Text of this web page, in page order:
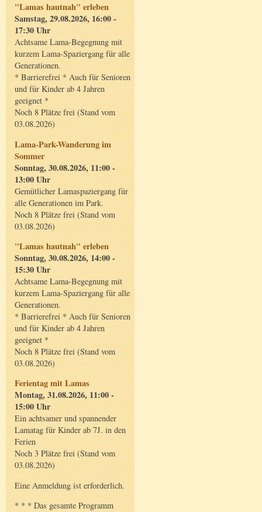
"Lamas hautnah" erleben
Samstag, 29.08.2026, 16:00 -
17:30 Uhr
Achtsame Lama-Begegnung mit
kurzem Lama-Spaziergang für alle
Generationen.
* Barrierefrei * Auch für Senioren
und für Kinder ab 4 Jahren
geeignet *
Noch 8 Plätze frei (Stand vom
03.08.2026)
Lama-Park-Wanderung im
Sommer
Sonntag, 30.08.2026, 11:00 -
13:00 Uhr
Gemütlicher Lamaspaziergang für
alle Generationen im Park.
Noch 8 Plätze frei (Stand vom
03.08.2026)
"Lamas hautnah" erleben
Sonntag, 30.08.2026, 14:00 -
15:30 Uhr
Achtsame Lama-Begegnung mit
kurzem Lama-Spaziergang für alle
Generationen.
* Barrierefrei * Auch für Senioren
und für Kinder ab 4 Jahren
geeignet *
Noch 8 Plätze frei (Stand vom
03.08.2026)
Ferientag mit Lamas
Montag, 31.08.2026, 11:00 -
15:00 Uhr
Ein achtsamer und spannender
Lamatag für Kinder ab 7J. in den
Ferien
Noch 3 Plätze frei (Stand vom
03.08.2026)
Eine Anmeldung ist erforderlich.
* * * Das gesamte Programm